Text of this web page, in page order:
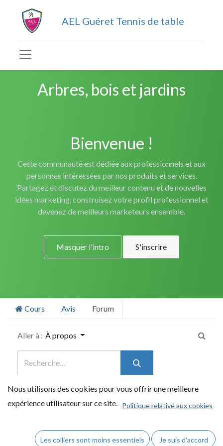
AEL Guéret Tennis de table
Arbres, bois et jardins
Bienvenue !
Cette communauté est dédiée aux professionnels et aux
personnes intéressées par nos produits et services.
Partagez et discutez du meilleur contenu et de nouvelles
idées marketing, construisez votre profil professionnel et
devenez de meilleurs marketeurs ensemble.
Masquer l'intro S'inscrire
Cours Avis Forum
Aller à : À propos
Arbres, bois et jardins Directives
Quel genre de questions puis-je poser ici ?
Nous utilisons des cookies pour vous offrir une meilleure
expérience utilisateur sur ce site. Politique relative aux cookies
Les colliers sont moins essentiels Je suis d'accord